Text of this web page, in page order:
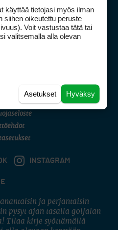
yhteystiedot
INSTAGRAM
ja perjantaisin
pysyt ajan tasalla golfalan
Tilaa kirje syöttämällä
käyttää tietojasi myös ilman
siihen oikeutettu peruste
Voit vastustaa tätä tai
valitsemalla alla olevan
Hyväksy
Asetukset